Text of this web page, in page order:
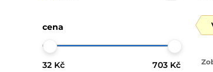
cena
32 Kč 703 Kč